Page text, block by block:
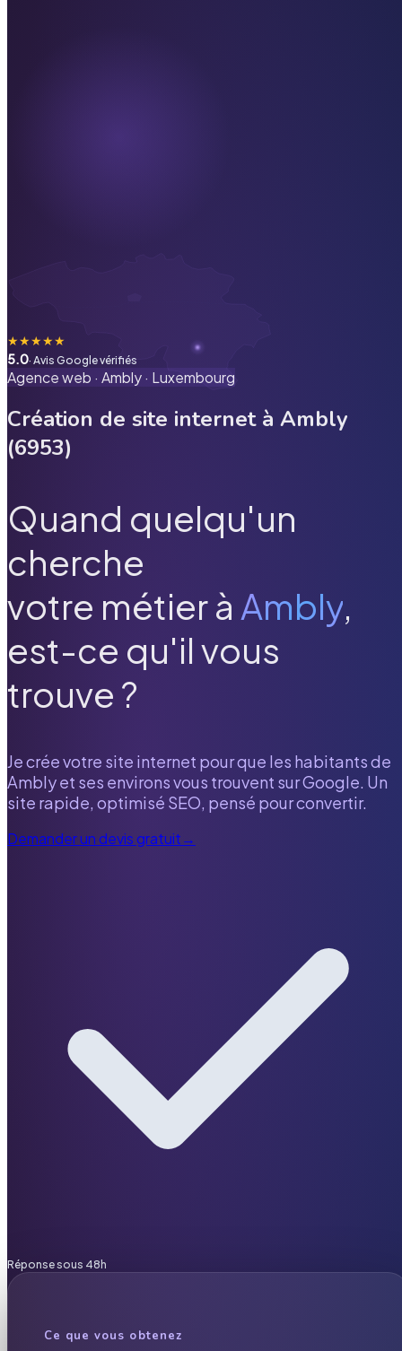
★★★★★
5.0· Avis Google vérifiés
Agence web · Ambly· Luxembourg
Création de site internet à Ambly
(6953)
Quand quelqu'un
cherche
votre métier à Ambly,
est-ce qu'il vous
trouve ?
Je crée votre site internet pour que les habitants de
Amblyet ses environs vous trouvent sur Google. Un
site rapide, optimisé SEO, pensé pour convertir.
Demander un devis gratuit→
Réponse sous 48h
Ce que vous obtenez